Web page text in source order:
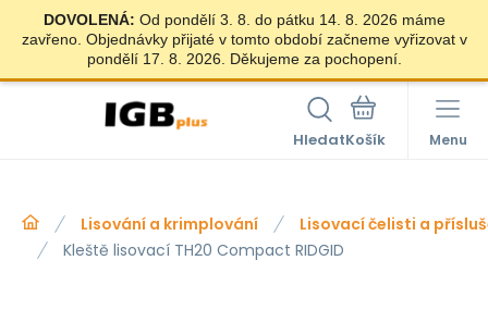
DOVOLENÁ: Od pondělí 3. 8. do pátku 14. 8. 2026 máme
zavřeno. Objednávky přijaté v tomto období začneme vyřizovat v
pondělí 17. 8. 2026. Děkujeme za pochopení.
Hledat Menu
Lisování a krimplování
Lisovací čelisti a
Kleště lisovací TH20 Compact RIDGID